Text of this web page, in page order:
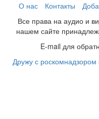
О нас
Контакты
Все права на аудио и
нашем сайте
E-mail для
Дружу с